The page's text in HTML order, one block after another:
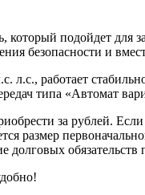
подойдет для
безопасности и
л.с., работает
типа «Автомат
за рублей.
размер